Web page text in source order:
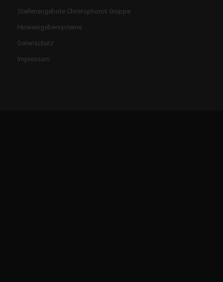
Stellenangebote Christophorus Gruppe
Hinweisgebersysteme
Datenschutz
Impressum